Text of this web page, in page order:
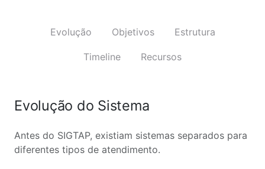
Evolução Objetivos Estrutura
Timeline Recursos
Evolução do Sistema
Antes do SIGTAP, existiam sistemas separados para
diferentes tipos de atendimento.